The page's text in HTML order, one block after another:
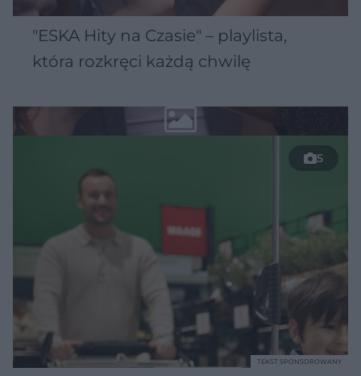
"ESKA Hity na Czasie" – playlista,
która rozkręci każdą chwilę
5
TEKST SPONSOROWANY